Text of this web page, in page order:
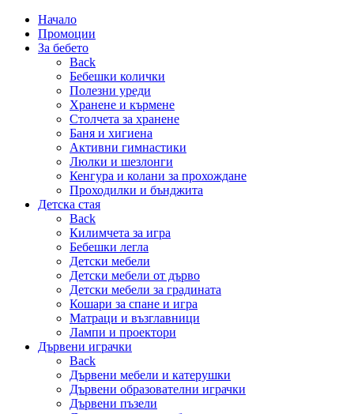
Начало
Промоции
За бебето
Back
Бебешки колички
Полезни уреди
Хранене и кърмене
Столчета за хранене
Баня и хигиена
Активни гимнастики
Люлки и шезлонги
Кенгура и колани за прохождане
Проходилки и бънджита
Детска стая
Back
Килимчета за игра
Бебешки легла
Детски мебели
Детски мебели от дърво
Детски мебели за градината
Кошари за спане и игра
Матраци и възглавници
Лампи и проектори
Дървени играчки
Back
Дървени мебели и катерушки
Дървени образователни играчки
Дървени пъзели